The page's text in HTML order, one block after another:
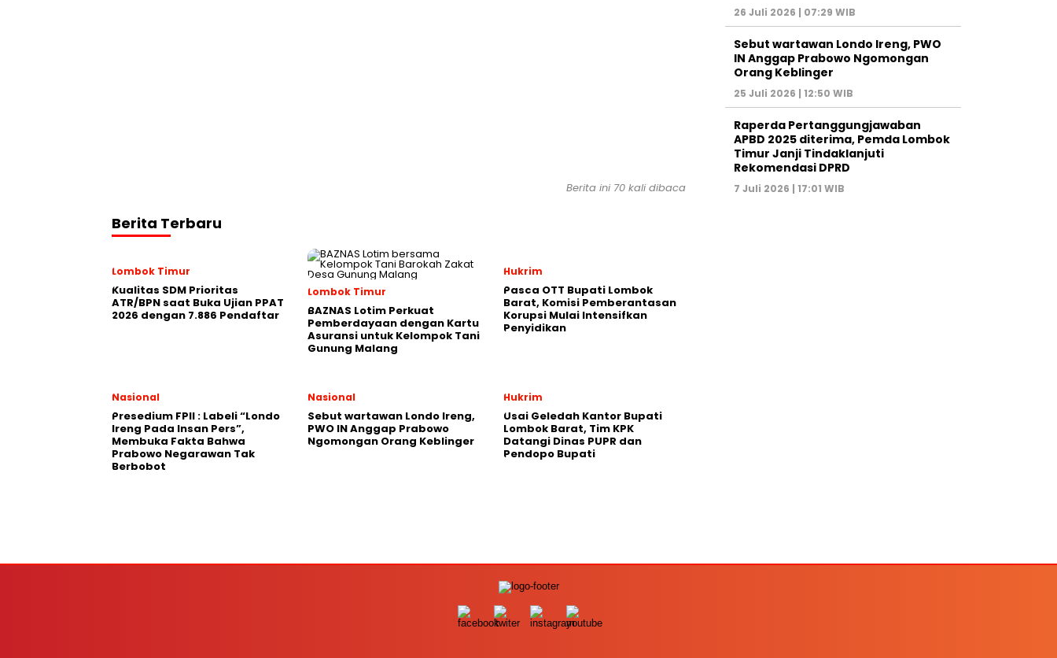
Berita ini 70 kali dibaca
Berita Terbaru
Lombok Timur
Kualitas SDM Prioritas
ATR/BPN saat Buka Ujian PPAT
2026 dengan 7.886 Pendaftar
Lombok Timur
BAZNAS Lotim Perkuat
Pemberdayaan dengan Kartu
Asuransi untuk Kelompok Tani
Gunung Malang
Hukrim
Pasca OTT Bupati Lombok
Barat, Komisi Pemberantasan
Korupsi Mulai Intensifkan
Penyidikan
Nasional
Presedium FPII : Labeli “Londo
Ireng Pada Insan Pers”,
Membuka Fakta Bahwa
Prabowo Negarawan Tak
Berbobot
Nasional
Sebut wartawan Londo Ireng,
PWO IN Anggap Prabowo
Ngomongan Orang Keblinger
Hukrim
Usai Geledah Kantor Bupati
Lombok Barat, Tim KPK
Datangi Dinas PUPR dan
Pendopo Bupati
26 Juli 2026 | 07:29 WIB
Sebut wartawan Londo Ireng, PWO
IN Anggap Prabowo Ngomongan
Orang Keblinger
25 Juli 2026 | 12:50 WIB
Raperda Pertanggungjawaban
APBD 2025 diterima, Pemda Lombok
Timur Janji Tindaklanjuti
Rekomendasi DPRD
7 Juli 2026 | 17:01 WIB